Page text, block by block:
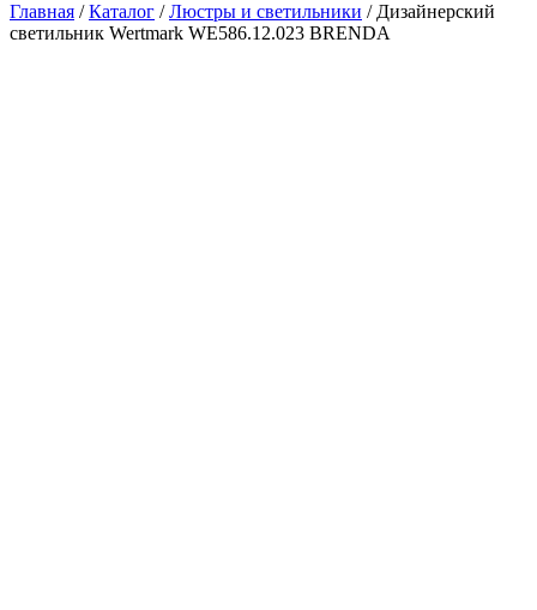
Главная /Каталог /Люстры и светильники / Дизайнерский
светильник Wertmark WE586.12.023 BRENDA